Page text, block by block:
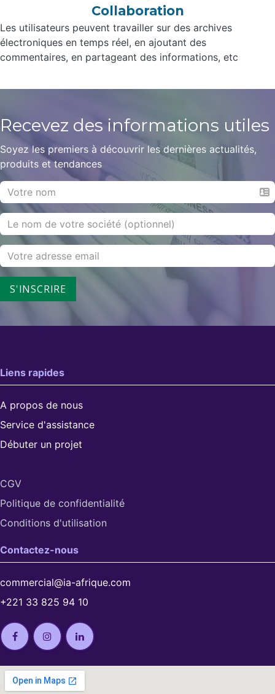
Collaboration
Les utilisateurs peuvent travailler sur des archives
électroniques en temps réel, en ajoutant des
commentaires, en partageant des informations, etc
Recevez des informations utiles
Soyez les premiers à découvrir les dernières actualités,
produits et tendances
S'INSCRIRE
Liens rapides
A propos de nous
Service d'assistance
Débuter un projet
CGV
Politique de confidentialité
Conditions d'utilisation​
Contactez-nous
commercial@ia-afrique.com
+221 33 825 94 10